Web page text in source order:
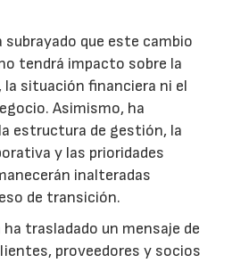
subrayado que este cambio
tendrá impacto sobre la
la situación financiera ni el
Asimismo, ha
estructura de gestión, la
y las prioridades
inalteradas
de transición.
trasladado un mensaje de
proveedores y socios